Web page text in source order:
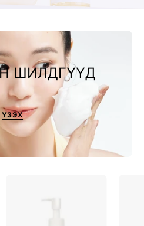
ШИЛДГҮҮД
ҮЗЭХ